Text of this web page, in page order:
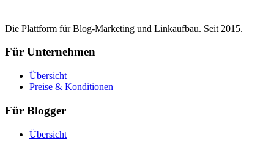
Die Plattform für Blog-Marketing und Linkaufbau. Seit 2015.
Für Unternehmen
Übersicht
Preise & Konditionen
Für Blogger
Übersicht